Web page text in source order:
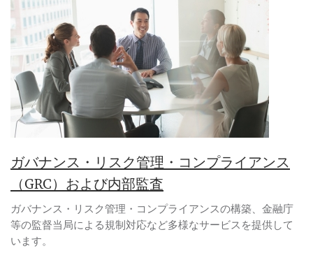
ガバナンス・リスク管理・コンプライアンス
（GRC）および内部監査
ガバナンス・リスク管理・コンプライアンスの構築、金融庁
等の監督当局による規制対応など多様なサービスを提供して
います。